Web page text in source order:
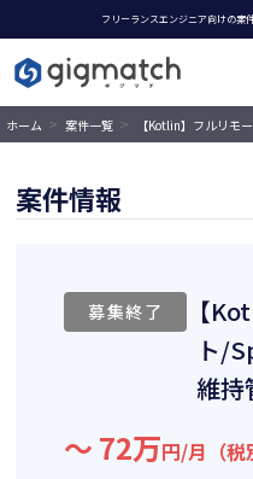
フリーランスエンジニア向けの
ホーム > 案件一覧 >
【Kotlin】フルリモ
案件情報
募集終了
【
ト/
維持
〜 72万円/月（税